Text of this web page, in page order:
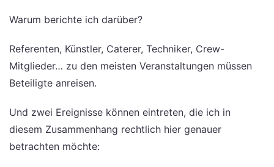
Warum berichte ich darüber?
Referenten, Künstler, Caterer, Techniker, Crew-
Mitglieder… zu den meisten Veranstaltungen müssen
Beteiligte anreisen.
Und zwei Ereignisse können eintreten, die ich in
diesem Zusammenhang rechtlich hier genauer
betrachten möchte: